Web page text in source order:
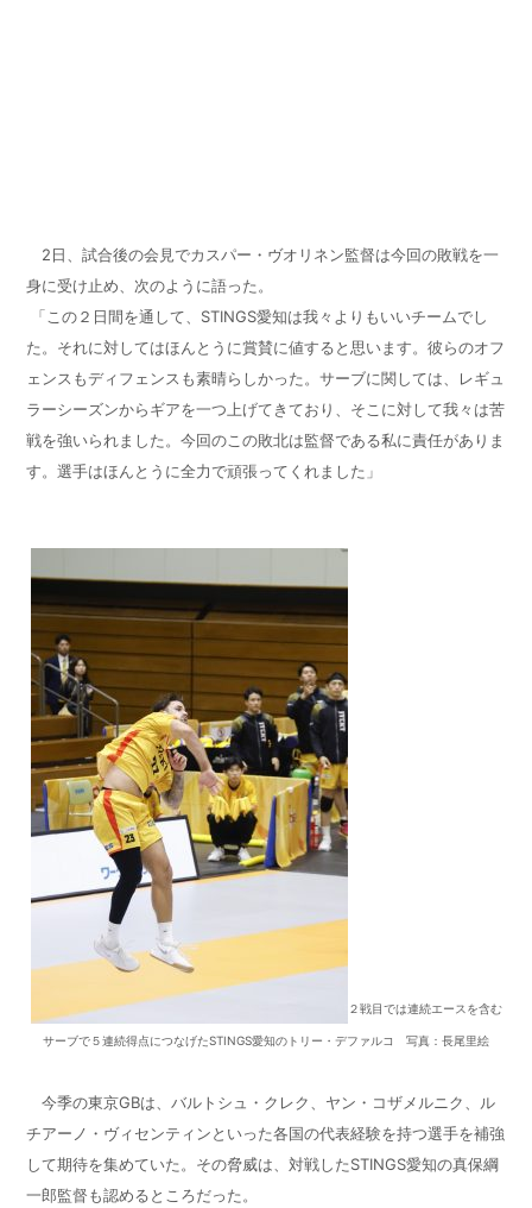
2日、試合後の会見でカスパー・ヴオリネン監督は今回の敗戦を一
身に受け止め、次のように語った。
「この２日間を通して、 STINGS愛知は我々よりもいいチームでし
た。それに対してはほんとうに賞賛に値すると思います。彼らのオフ
ェンスもディフェンスも素晴らしかった。サーブに関しては、レギュ
ラーシーズンからギアを一つ上げてきており、そこに対して我々は苦
戦を強いられました。今回のこの敗北は監督である私に責任がありま
す。選手はほんとうに全力で頑張ってくれました」
２戦目では連続エースを含む
サーブで５連続得点につなげたSTINGS愛知のトリー・デファルコ 写真：長尾里絵
今季の東京GBは、バルトシュ・クレク、ヤン・コザメルニク、ル
チアーノ・ヴィセンティンといった各国の代表経験を持つ選手を補強
して期待を集めていた。その脅威は、対戦したSTINGS愛知の真保綱
一郎監督も認めるところだった。